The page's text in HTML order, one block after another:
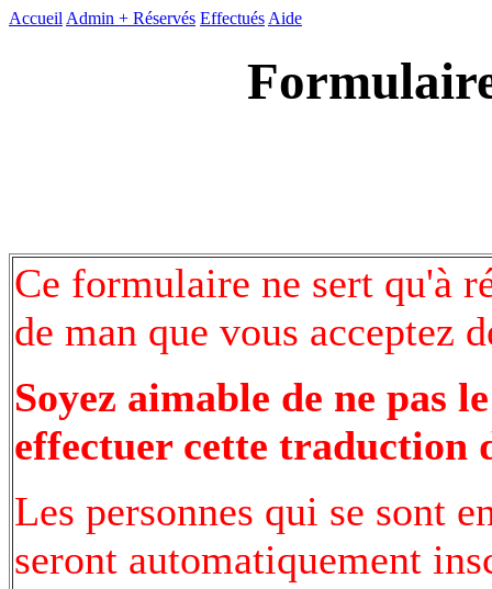
Accueil Admin + Réservés Effectués Aide
Ce formulaire ne sert qu'à
de man que vous acceptez
Soyez aimable de ne pas
effectuer cette traduction
Les personnes qui se sont
seront automatiquement